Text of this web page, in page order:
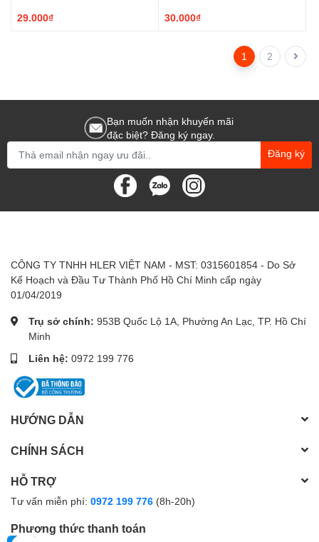
29.000₫ 30.000₫
1 2
Bạn muốn nhận khuyến mãi
đặc biệt? Đăng ký ngay.
Đăng ký
CÔNG TY TNHH HLER VIỆT NAM - MST: 0315601854 - Do Sở
Kế Hoạch và Đầu Tư Thành Phố Hồ Chí Minh cấp ngày
01/04/2019
Trụ sở chính: 953B Quốc Lộ 1A, Phường An Lạc, TP. Hồ Chí
Minh
Liên hệ: 0972 199 776
HƯỚNG DẪN
CHÍNH SÁCH
HỖ TRỢ
Tư vấn miễn phí: 0972 199 776 (8h-20h)
Phương thức thanh toán